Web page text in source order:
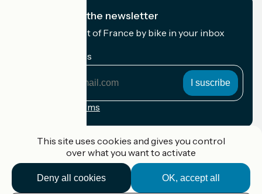
I subscribe to the newsletter
Receive the best of France by bike in your inbox
My email address
Registration terms
Accueil Vélo Pro
This site uses cookies and gives you control
over what you want to activate
OK, accept all
Deny all cookies